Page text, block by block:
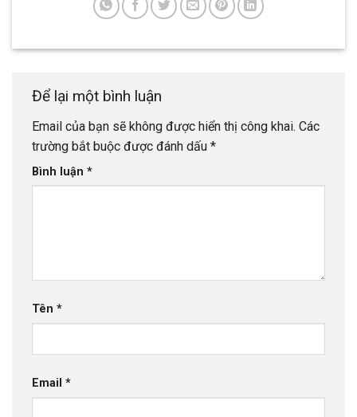
Để lại một bình luận
Email của bạn sẽ không được hiển thị công khai. Các
trường bắt buộc được đánh dấu *
Bình luận *
Tên *
Email *